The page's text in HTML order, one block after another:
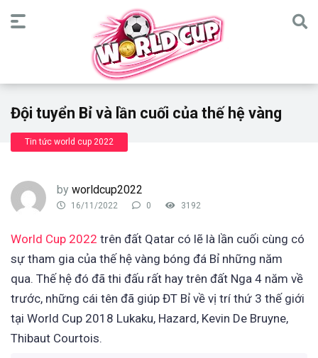
Đội tuyển Bỉ và lần cuối của thế hệ vàng
Tin tức world cup 2022
by worldcup2022
16/11/2022 0 3192
World Cup 2022 trên đất Qatar có lẽ là lần cuối cùng có
sự tham gia của thế hệ vàng bóng đá Bỉ những năm
qua. Thế hệ đó đã thi đấu rất hay trên đất Nga 4 năm về
trước, những cái tên đã giúp ĐT Bỉ về vị trí thứ 3 thế giới
tại World Cup 2018 Lukaku, Hazard, Kevin De Bruyne,
Thibaut Courtois.